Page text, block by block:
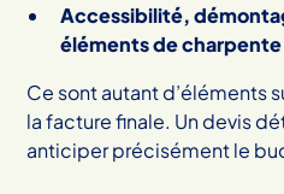
Accessibilité,
éléments de charpente
Ce sont autant d’éléments
la facture finale. Un devis
anticiper précisément le